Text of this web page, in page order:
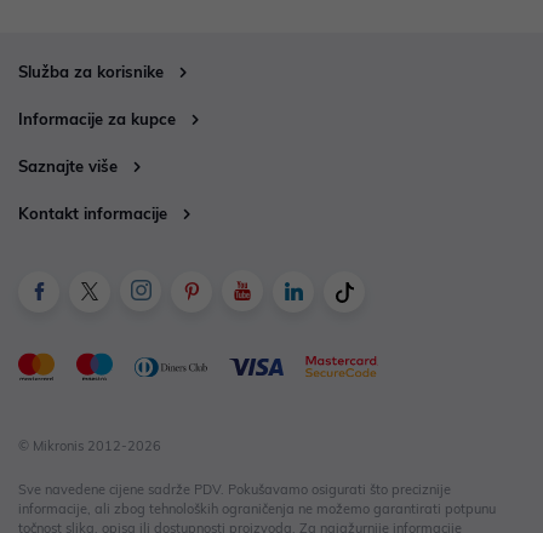
Služba za korisnike
Informacije za kupce
Saznajte više
Kontakt informacije
© Mikronis 2012-2026
Sve navedene cijene sadrže PDV. Pokušavamo osigurati što preciznije
informacije, ali zbog tehnoloških ograničenja ne možemo garantirati potpunu
točnost slika, opisa ili dostupnosti proizvoda. Za najažurnije informacije